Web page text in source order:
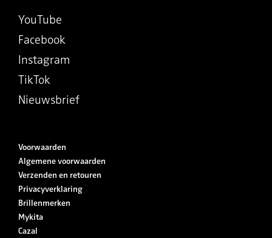
YouTube
Facebook
Instagram
TikTok
Nieuwsbrief
Voorwaarden
Algemene voorwaarden
Verzenden en retouren
Privacyverklaring
Brillenmerken
Mykita
Cazal